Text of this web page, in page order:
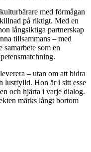
med förmågan
på riktigt. Med en
långsiktiga partnerskap
tillsammans – med
som en
– utan om att bidra
lustfylld. Hon är i sitt esse
och hjärta i varje dialog.
märks långt bortom